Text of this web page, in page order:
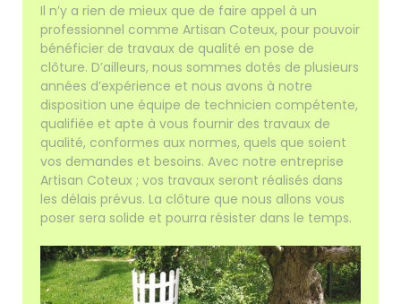
Il n’y a rien de mieux que de faire appel à un
professionnel comme Artisan Coteux, pour pouvoir
bénéficier de travaux de qualité en pose de
clôture. D’ailleurs, nous sommes dotés de plusieurs
années d’expérience et nous avons à notre
disposition une équipe de technicien compétente,
qualifiée et apte à vous fournir des travaux de
qualité, conformes aux normes, quels que soient
vos demandes et besoins. Avec notre entreprise
Artisan Coteux ; vos travaux seront réalisés dans
les délais prévus. La clôture que nous allons vous
poser sera solide et pourra résister dans le temps.